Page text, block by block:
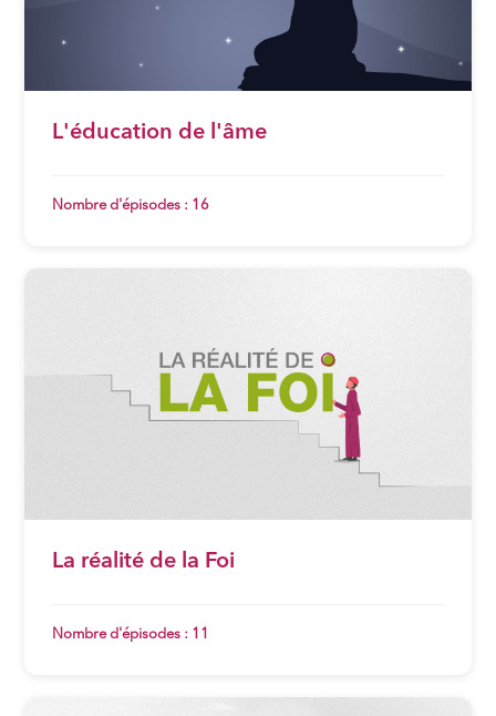
L'éducation de l'âme
Nombre d'épisodes : 16
La réalité de la Foi
Nombre d'épisodes : 11